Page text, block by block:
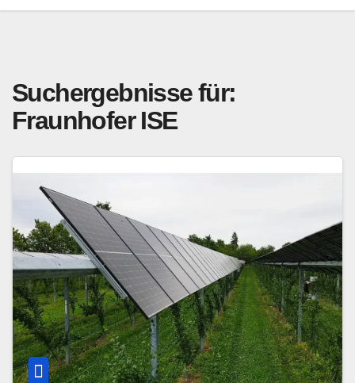
Suchergebnisse für:
Fraunhofer ISE